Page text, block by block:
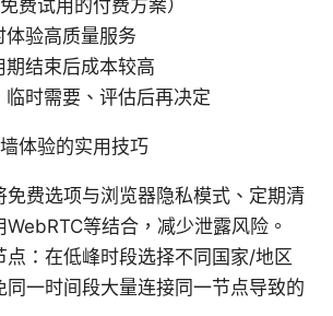
费试用的付费方案）
体验高质量服务
期结束后成本较高
临时需要、评估后再决定
体验的实用技巧
免费选项与浏览器隐私模式、定期清
WebRTC等结合，减少泄露风险。
点：在低峰时段选择不同国家/地区
同一时间段大量连接同一节点导致的